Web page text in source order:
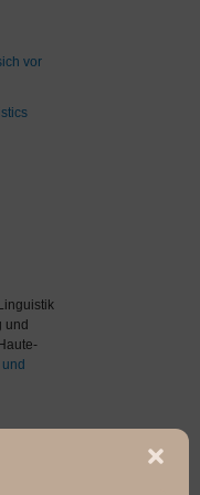
vor
und